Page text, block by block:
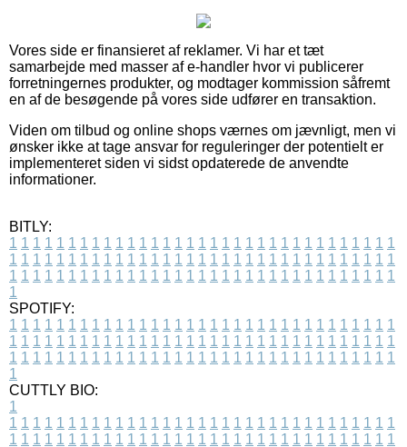
Vores side er finansieret af reklamer. Vi har et tæt
samarbejde med masser af e-handler hvor vi publicerer
forretningernes produkter, og modtager kommission såfremt
en af de besøgende på vores side udfører en transaktion.
Viden om tilbud og online shops værnes om jævnligt, men vi
ønsker ikke at tage ansvar for reguleringer der potentielt er
implementeret siden vi sidst opdaterede de anvendte
informationer.
BITLY:
1 1 1 1 1 1 1 1 1 1 1 1 1 1 1 1 1 1 1 1 1 1 1 1 1 1 1 1 1 1 1 1 1
1 1 1 1 1 1 1 1 1 1 1 1 1 1 1 1 1 1 1 1 1 1 1 1 1 1 1 1 1 1 1 1 1
1 1 1 1 1 1 1 1 1 1 1 1 1 1 1 1 1 1 1 1 1 1 1 1 1 1 1 1 1 1 1 1 1
1
SPOTIFY:
1 1 1 1 1 1 1 1 1 1 1 1 1 1 1 1 1 1 1 1 1 1 1 1 1 1 1 1 1 1 1 1 1
1 1 1 1 1 1 1 1 1 1 1 1 1 1 1 1 1 1 1 1 1 1 1 1 1 1 1 1 1 1 1 1 1
1 1 1 1 1 1 1 1 1 1 1 1 1 1 1 1 1 1 1 1 1 1 1 1 1 1 1 1 1 1 1 1 1
1
CUTTLY BIO:
1
1 1 1 1 1 1 1 1 1 1 1 1 1 1 1 1 1 1 1 1 1 1 1 1 1 1 1 1 1 1 1 1 1
1 1 1 1 1 1 1 1 1 1 1 1 1 1 1 1 1 1 1 1 1 1 1 1 1 1 1 1 1 1 1 1 1